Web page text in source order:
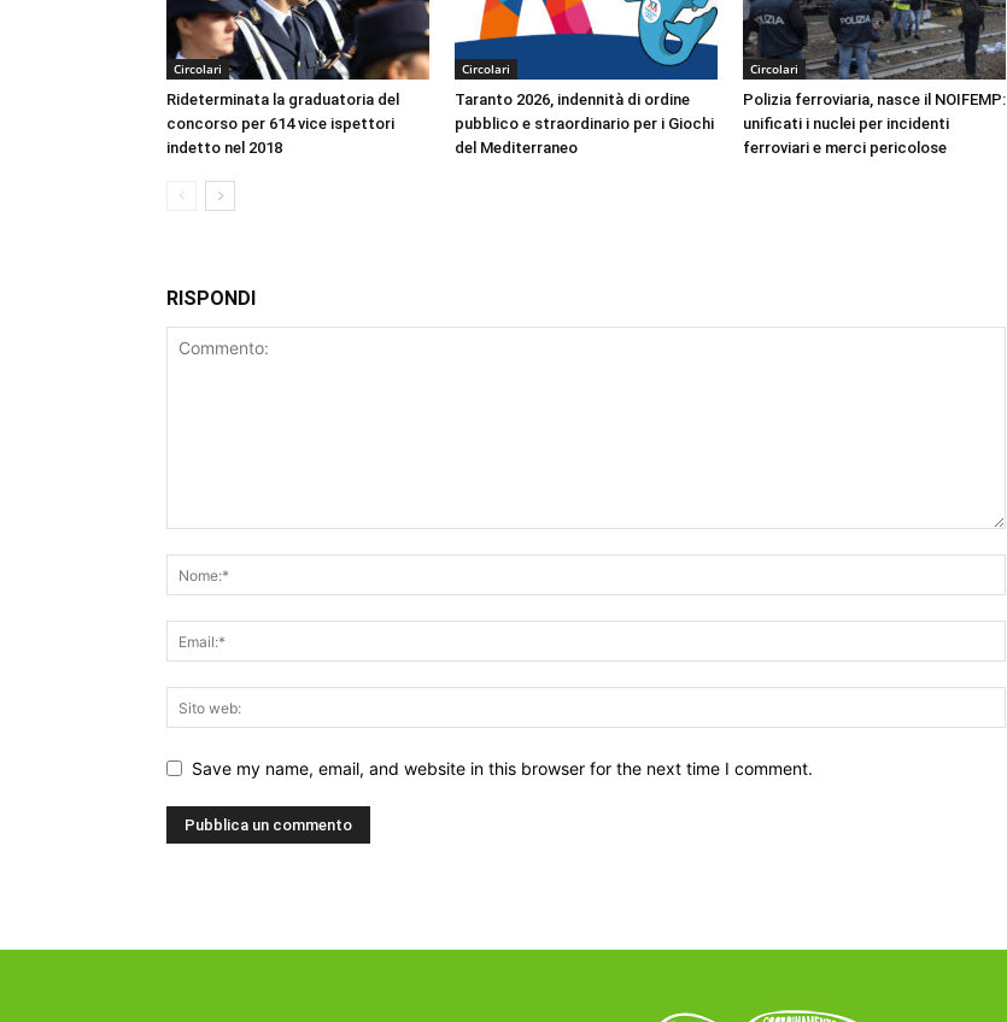
Circolari
Rideterminata la graduatoria del
concorso per 614 vice ispettori
indetto nel 2018
Circolari
Taranto 2026, indennità di ordine
pubblico e straordinario per i Giochi
del Mediterraneo
Circolari
Polizia ferroviaria, nasce il NOIFEMP:
unificati i nuclei per incidenti
ferroviari e merci pericolose
RISPONDI
Save my name, email, and website in this browser for the next time I comment.